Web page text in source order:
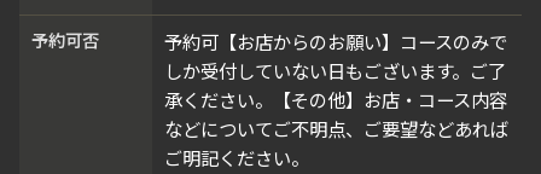
予約可否
予約可【お店からのお願い】コースのみで
しか受付していない日もございます。ご了
承ください。【その他】お店・コース内容
などについてご不明点、ご要望などあれば
ご明記ください。